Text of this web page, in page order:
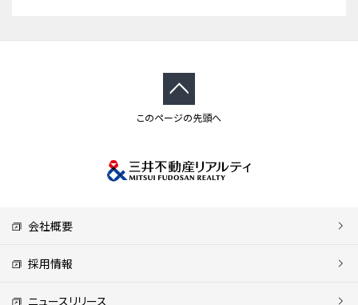
このページの先頭へ
会社概要
採用情報
ニュースリリース